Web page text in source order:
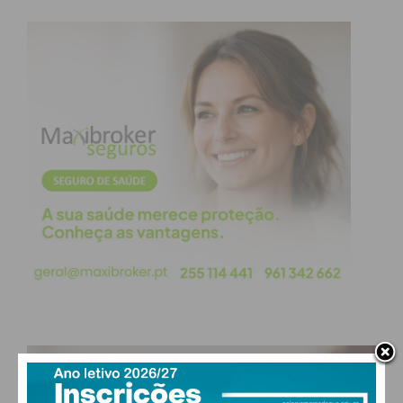
Estes enfermeiros, no Serviço de Urgência,
garantem o amanhã com técnica, perícia,
sensibilidade e empatia.”
Durante o dia, o programa do Congresso
percorreu diferentes dimensões do cuidar
pediátrico. A primeira mesa, “De mãos dadas com a
criança: o percurso do SNS”, centrou-se na
reorganização dos serviços de urgência pediátrica e
no papel essencial do enfermeiro na triagem.
Seguiu-se “Ser criança: conexões essenciais”, uma
A tarde trouxe novas perspetivas com
PAÇOS DE FERREIRA